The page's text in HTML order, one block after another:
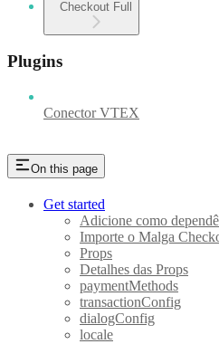
Checkout Full
Plugins
Conector VTEX
On this page
Get started
Adicione como
Importe o Malga
Props
Detalhes das Props
paymentMethods
transactionConfig
dialogConfig
locale